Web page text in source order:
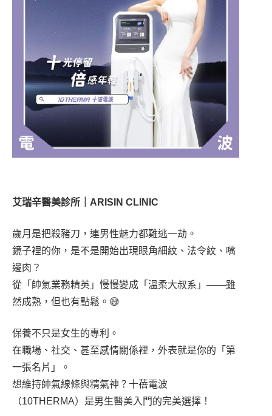
艾瑞辛醫美診所｜ARISIN CLINIC
歲月是把殺豬刀，連男性魅力都難逃一劫。
鏡子裡的你，是不是開始出現眼角細紋、法令紋、嘴
邊肉？
從「帥氣業務精英」慢慢變成「溫柔大叔系」——雖
然成熟，但也有點鬆。😅
保養不只是女生的專利。
在職場、社交、甚至感情關係裡，外表就是你的「第
一張名片」。
想維持帥氣線條與精氣神？十蓓電波
（10THERMA）是男生醫美入門的完美選擇！